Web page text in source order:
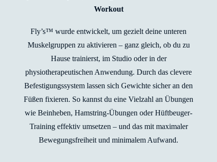
Workout
Fly’s™ wurde entwickelt, um gezielt deine unteren
Muskelgruppen zu aktivieren – ganz gleich, ob du zu
Hause trainierst, im Studio oder in der
physiotherapeutischen Anwendung. Durch das clevere
Befestigungssystem lassen sich Gewichte sicher an den
Füßen fixieren. So kannst du eine Vielzahl an Übungen
wie Beinheben, Hamstring-Übungen oder Hüftbeuger-
Training effektiv umsetzen – und das mit maximaler
Bewegungsfreiheit und minimalem Aufwand.